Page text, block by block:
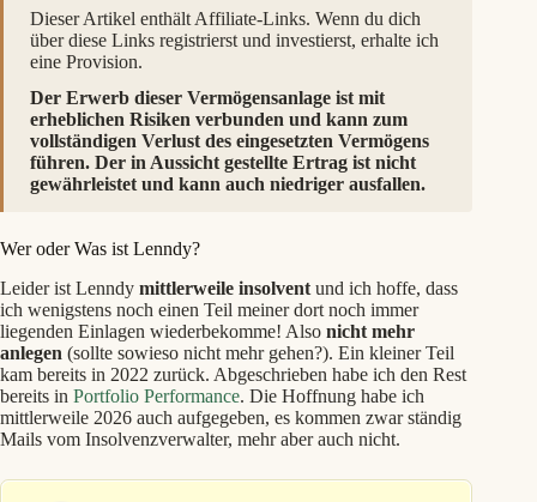
Dieser Artikel enthält Affiliate-Links. Wenn du dich
über diese Links registrierst und investierst, erhalte ich
eine Provision.
Der Erwerb dieser Vermögensanlage ist mit
erheblichen Risiken verbunden und kann zum
vollständigen Verlust des eingesetzten Vermögens
führen. Der in Aussicht gestellte Ertrag ist nicht
gewährleistet und kann auch niedriger ausfallen.
Wer oder Was ist Lenndy?
Leider ist Lenndy mittlerweile insolvent und ich hoffe, dass
ich wenigstens noch einen Teil meiner dort noch immer
liegenden Einlagen wiederbekomme! Also nicht mehr
anlegen (sollte sowieso nicht mehr gehen?). Ein kleiner Teil
kam bereits in 2022 zurück. Abgeschrieben habe ich den Rest
bereits in Portfolio Performance. Die Hoffnung habe ich
mittlerweile 2026 auch aufgegeben, es kommen zwar ständig
Mails vom Insolvenzverwalter, mehr aber auch nicht.